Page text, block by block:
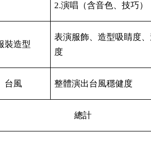
2.演唱（含音色、技巧）
裝造型
表演服飾、造型吸睛度
度
台風 整體演出台風穩健度
總計